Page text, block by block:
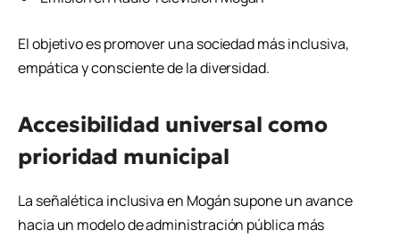
El objetivo es promover una sociedad más inclusiva,
empática y consciente de la diversidad.
Accesibilidad universal como
prioridad municipal
La señalética inclusiva en Mogán supone un avance
hacia un modelo de administración pública más